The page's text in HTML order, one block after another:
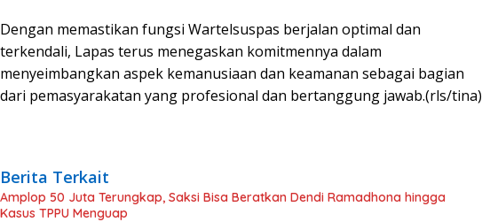
Dengan memastikan fungsi Wartelsuspas berjalan optimal dan
terkendali, Lapas terus menegaskan komitmennya dalam
menyeimbangkan aspek kemanusiaan dan keamanan sebagai bagian
dari pemasyarakatan yang profesional dan bertanggung jawab.(rls/tina)
Berita Terkait
Amplop 50 Juta Terungkap, Saksi Bisa Beratkan Dendi Ramadhona hingga
Kasus TPPU Menguap